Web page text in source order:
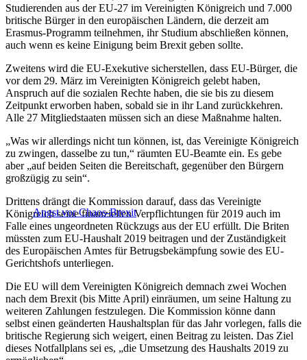
Studierenden aus der EU-27 im Vereinigten Königreich und 7.000
britische Bürger in den europäischen Ländern, die derzeit am
Erasmus-Programm teilnehmen, ihr Studium abschließen können,
auch wenn es keine Einigung beim Brexit geben sollte.
Zweitens wird die EU-Exekutive sicherstellen, dass EU-Bürger, die
vor dem 29. März im Vereinigten Königreich gelebt haben,
Anspruch auf die sozialen Rechte haben, die sie bis zu diesem
Zeitpunkt erworben haben, sobald sie in ihr Land zurückkehren.
Alle 27 Mitgliedstaaten müssen sich an diese Maßnahme halten.
„Was wir allerdings nicht tun können, ist, das Vereinigte Königreich
zu zwingen, dasselbe zu tun,“ räumten EU-Beamte ein. Es gebe
aber „auf beiden Seiten die Bereitschaft, gegenüber den Bürgern
großzügig zu sein“.
Angst vor Chaos-Brexit
Drittens drängt die Kommission darauf, dass das Vereinigte
Königreich seine finanziellen Verpflichtungen für 2019 auch im
Falle eines ungeordneten Rückzugs aus der EU erfüllt. Die Briten
müssten zum EU-Haushalt 2019 beitragen und der Zuständigkeit
des Europäischen Amtes für Betrugsbekämpfung sowie des EU-
Gerichtshofs unterliegen.
Die EU will dem Vereinigten Königreich demnach zwei Wochen
nach dem Brexit (bis Mitte April) einräumen, um seine Haltung zu
weiteren Zahlungen festzulegen. Die Kommission könne dann
selbst einen geänderten Haushaltsplan für das Jahr vorlegen, falls die
britische Regierung sich weigert, einen Beitrag zu leisten. Das Ziel
dieses Notfallplans sei es, „die Umsetzung des Haushalts 2019 zu